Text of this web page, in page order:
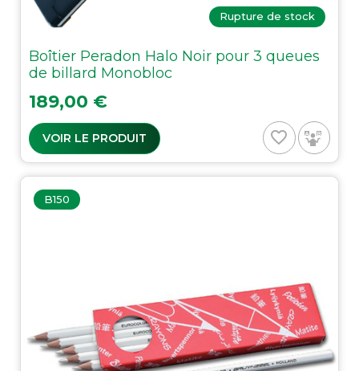
Rupture de stock
Boîtier Peradon Halo Noir pour 3 queues
de billard Monobloc
Prix
189,00 €
VOIR LE PRODUIT favorite_border
B150